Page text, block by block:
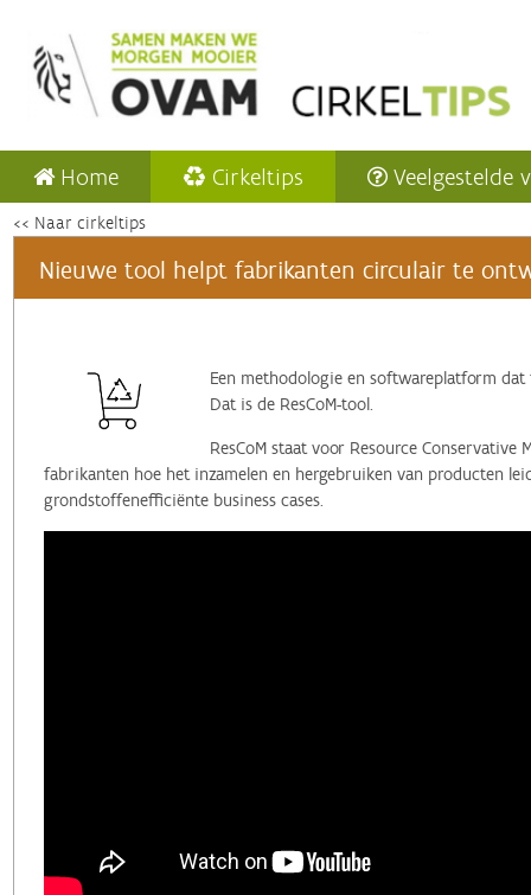
Home Cirkeltips Veelgestelde
<< Naar cirkeltips
Nieuwe tool helpt fabrikanten circulair te
Een methodologie en softwareplatform
Dat is de ResCoM-tool.
ResCoM staat voor Resource
fabrikanten hoe het inzamelen en hergebruiken van producten
grondstoffenefficiënte business cases.